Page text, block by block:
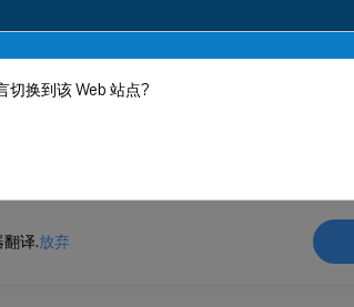
译.放弃
切换到该 Web 站点?